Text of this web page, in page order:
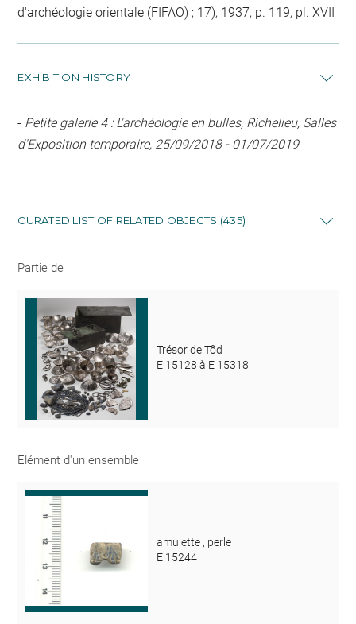
d'archéologie orientale (FIFAO) ; 17), 1937, p. 119, pl. XVII
EXHIBITION HISTORY
- Petite galerie 4 : L'archéologie en bulles, Richelieu, Salles
d'Exposition temporaire, 25/09/2018 - 01/07/2019
CURATED LIST OF RELATED OBJECTS (435)
Partie de
Trésor de Tôd
E 15128 à E 15318
Elément d'un ensemble
amulette ; perle
E 15244